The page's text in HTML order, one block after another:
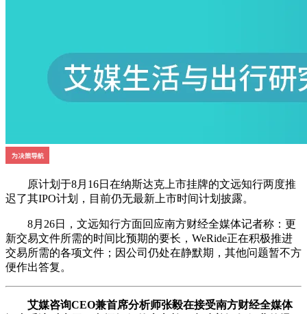
原计划于8月16日在纳斯达克上市挂牌的文远知行两度推
迟了其IPO计划，目前仍无最新上市时间计划披露。
8月26日，文远知行方面回应南方财经全媒体记者称：更
新交易文件所需的时间比预期的要长，WeRide正在积极推进
交易所需的各项文件；因公司仍处在静默期，其他问题暂不方
便作出答复。
艾媒咨询CEO兼首席分析师张毅在接受南方财经全媒体